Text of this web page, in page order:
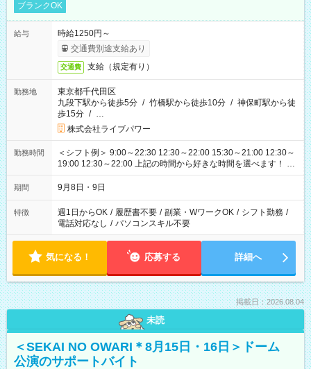
ブランクOK
給与
時給1250円～
交通費別途支給あり
交通費 支給（規定有り）
勤務地
東京都千代田区
九段下駅から徒歩5分 / 竹橋駅から徒歩10分 / 神保町駅から徒
歩15分 / …
株式会社ライブパワー
勤務時間
＜シフト例＞ 9:00～22:30 12:30～22:00 15:30～21:00 12:30～
19:00 12:30～22:00 上記の時間から好きな時間を選べます！ ※
時間は変更となる可能性があります
期間 9月8日・9日
特徴 週1日からOK / 履歴書不要 / 副業・WワークOK / シフト勤務 /
電話対応なし / パソコンスキル不要
気になる！ 応募する 詳細へ
掲載日：2026.08.04
未読
＜SEKAI NO OWARI＊8月15日・16日＞ドーム
公演のサポートバイト